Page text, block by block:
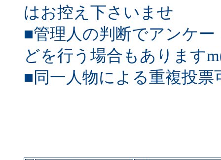
はお控え下さいませ
■管理人の判断でアンケ
どを行う場合もあります
■同一人物による重複投票